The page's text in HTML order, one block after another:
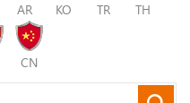
AR KO TR TH
CN